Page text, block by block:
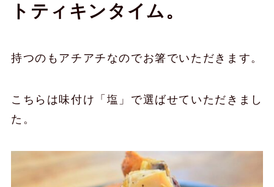
トティキンタイム。
持つのもアチアチなのでお箸でいただきます。
こちらは味付け「塩」で選ばせていただきまし
た。